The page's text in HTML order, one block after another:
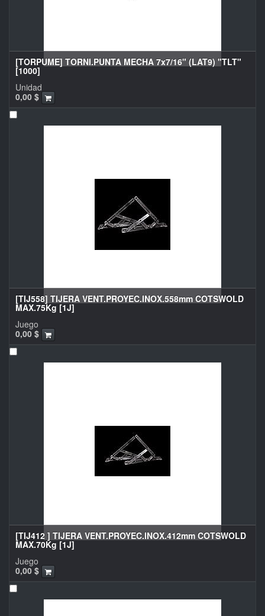
[TORPUME] TORNI.PUNTA MECHA 7x7/16" (LAT9) "TLT"
[1000]
0,00 $
Unidad
[TIJ558] TIJERA VENT.PROYEC.INOX.558mm COTSWOLD
MAX.75Kg [1J]
0,00$
Juego
[TIJ412 ] TIJERA VENT.PROYEC.INOX.412mm COTSWOLD
MAX.70Kg [1J]
0,00$
Juego